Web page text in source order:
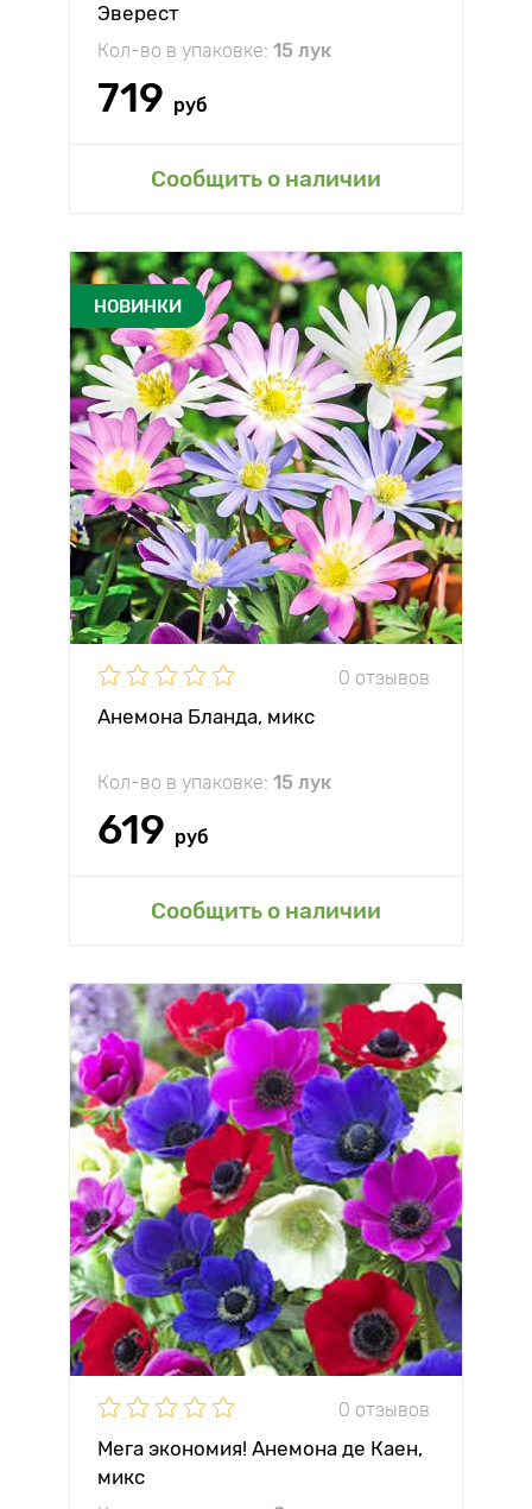
Эверест
Кол-во в упаковке: 15 лук
719 руб
Сообщить о наличии
НОВИНКИ
0 отзывов
Анемона Бланда, микс
Кол-во в упаковке: 15 лук
619 руб
Сообщить о наличии
0 отзывов
Мега экономия! Анемона де Каен,
микс